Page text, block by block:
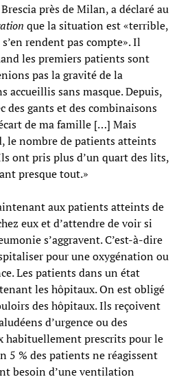
près de Milan, a déclaré au
que la situation est «terrible,
rendent pas compte». Il
les premiers patients sont
pas la gravité de la
accueillis sans masque. Depuis,
des gants et des combinaisons
de ma famille […] Mais
le nombre de patients atteints
ont pris plus d’un quart des lits,
presque tout.»
aux patients atteints de
eux et d’attendre de voir si
s’aggravent. C’est-à-dire
pour une oxygénation ou
Les patients dans un état
les hôpitaux. On est obligé
des hôpitaux. Ils reçoivent
d’urgence ou des
habituellement prescrits pour le
5 % des patients ne réagissent
besoin d’une ventilation